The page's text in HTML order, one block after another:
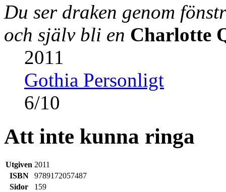
Du ser draken genom
och själv bli en Charlotte
2011
Gothia Personligt
6/10
Att inte kunna ringa
Utgiven 2011
ISBN
9789172057487
Sidor
159